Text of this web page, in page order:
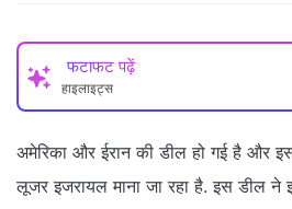
फटाफट पढ़ें
हाइलाइट्स
अमेरिका और ईरान की डील हो गई है और
लूजर इजरायल माना जा रहा है. इस डील ने